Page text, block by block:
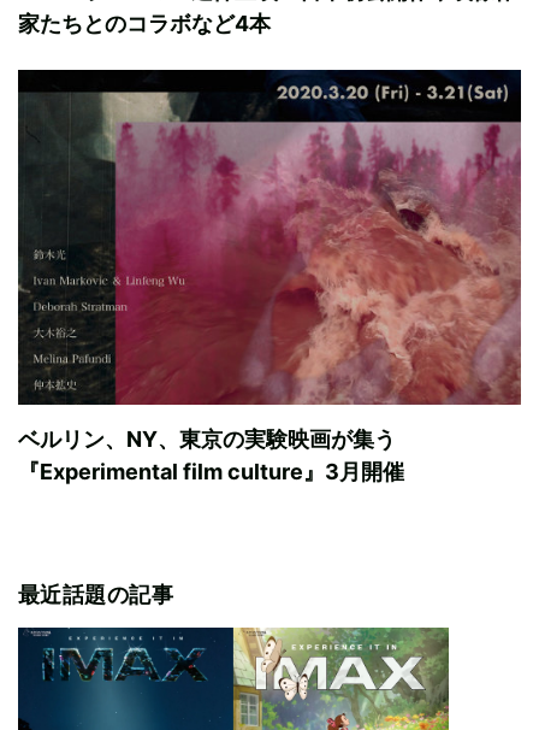
家たちとのコラボなど4本
ベルリン、NY、東京の実験映画が集う
『Experimental film culture』3月開催
最近話題の記事